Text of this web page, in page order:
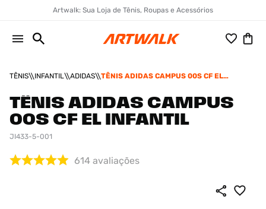
Artwalk: Sua Loja de Tênis, Roupas e Acessórios
TÊNIS INFANTIL ADIDAS
TÊNIS ADIDAS CAMPUS 00S CF EL
TÊNIS ADIDAS CAMPUS
00S CF EL INFANTIL
JI433-5-001
614 avaliações